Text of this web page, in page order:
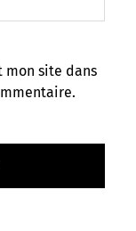
mon site dans